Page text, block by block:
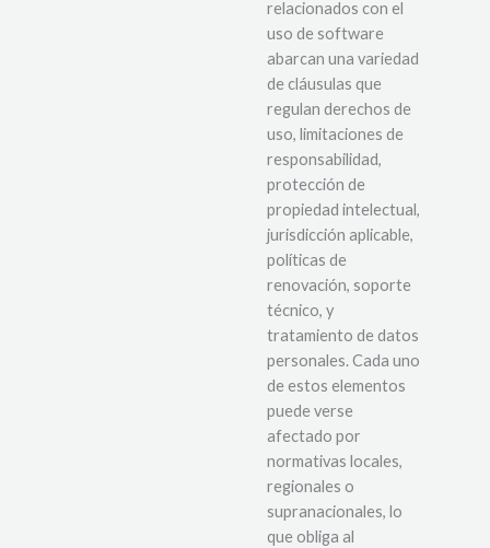
relacionados con el
uso de software
abarcan una variedad
de cláusulas que
regulan derechos de
uso, limitaciones de
responsabilidad,
protección de
propiedad intelectual,
jurisdicción aplicable,
políticas de
renovación, soporte
técnico, y
tratamiento de datos
personales. Cada uno
de estos elementos
puede verse
afectado por
normativas locales,
regionales o
supranacionales, lo
que obliga al